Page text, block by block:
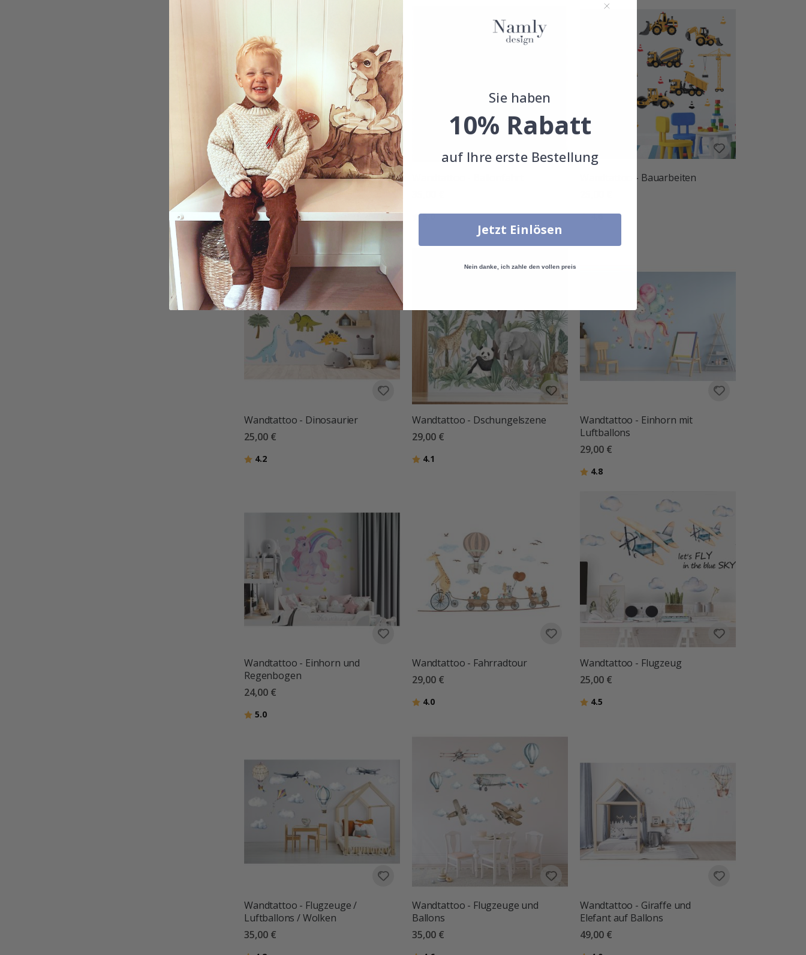
Wandtattoo - Baby Dinosaurier
auf dem Mond
29,00 €
Bewertung:
4.0 von 5 Sternen
Bewertung:
5.0von 5 Sternen
Wandtattoo - Bauarbeiten
Bewertung:
4.6von 5 Sternen
Wandtattoo - Dinosaurier
25,00 €
Bewertung:
4.2
Wandtattoo - Dschungelszene
29,00 €
Bewertung:
4.1
Wandtattoo - Einhorn mit
Luftballons
29,00 €
Bewertung:
4.8von 5 Sternen
Wandtattoo - Einhorn und
Regenbogen
24,00 €
Bewertung:
5.0
Wandtattoo - Fahrradtour
29,00 €
Bewertung:
4.0von 5 Sternen
Wandtattoo - Flugzeug
25,00 €
Bewertung:
4.5
Wandtattoo - Flugzeuge /
Luftballons / Wolken
35,00 €
Wandtattoo - Flugzeuge und
Ballons
35,00 €
Wandtattoo - Giraffe und
Elefant auf Ballons
49,00 €
Sie haben
10% Rabatt
auf Ihre erste Bestellung
Jetzt Einlösen
Nein danke, ich zahle den vollen preis